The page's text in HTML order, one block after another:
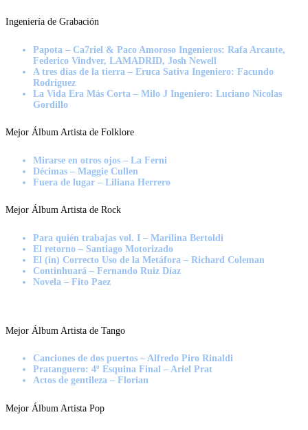
Ingeniería de Grabación
Papota – Ca7riel & Paco Amoroso Ingenieros: Rafa Arcaute,
Federico Vindver, LAMADRID, Josh Newell
A tres días de la tierra – Eruca Sativa Ingeniero: Facundo
Rodríguez
La Vida Era Más Corta – Milo J Ingeniero: Luciano Nicolas
Gordillo
Mejor Álbum Artista de Folklore
Mirarse en otros ojos – La Ferni
Décimas – Maggie Cullen
Fuera de lugar – Liliana Herrero
Mejor Álbum Artista de Rock
Para quién trabajas vol. I – Marilina Bertoldi
El retorno – Santiago Motorizado
El (in) Correcto Uso de la Metáfora – Richard Coleman
Continhuará – Fernando Ruiz Díaz
Novela – Fito Paez
Mejor Álbum Artista de Tango
Canciones de dos puertos – Alfredo Piro Rinaldi
Pratanguero: 4º Esquina Final – Ariel Prat
Actos de gentileza – Florian
Mejor Álbum Artista Pop